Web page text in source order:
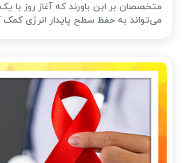
متخصصان بر این باورند که آغاز روز با
می‌تواند به حفظ سطح پایدار انرژی کمک